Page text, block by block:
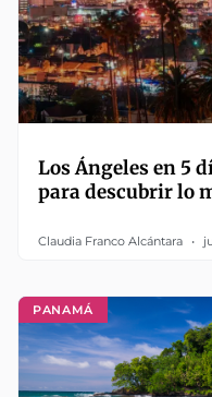
Los Ángeles en 5
para descubrir lo
Claudia Franco Alcántara
PANAMÁ